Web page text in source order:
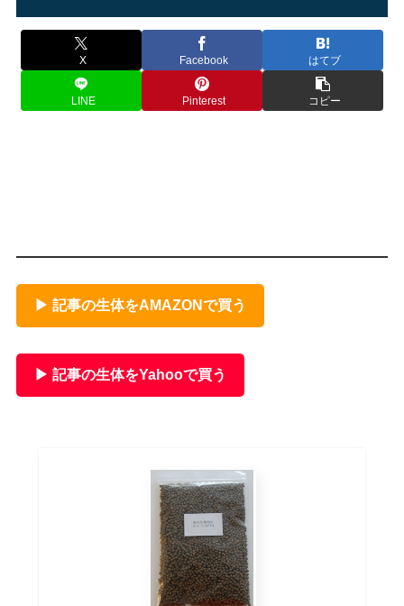
X Facebook はてブ
LINE Pinterest コピー
▶ 記事の生体をAMAZONで買う
▶ 記事の生体をYahooで買う